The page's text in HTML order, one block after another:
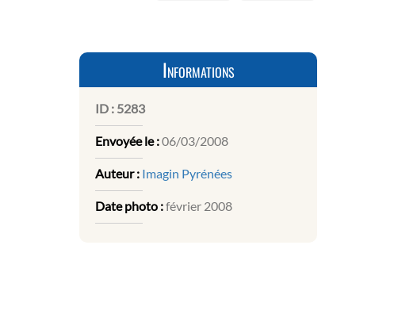
Informations
ID : 5283
Envoyée le :06/03/2008
Auteur : Imagin Pyrénées
Date photo :février 2008